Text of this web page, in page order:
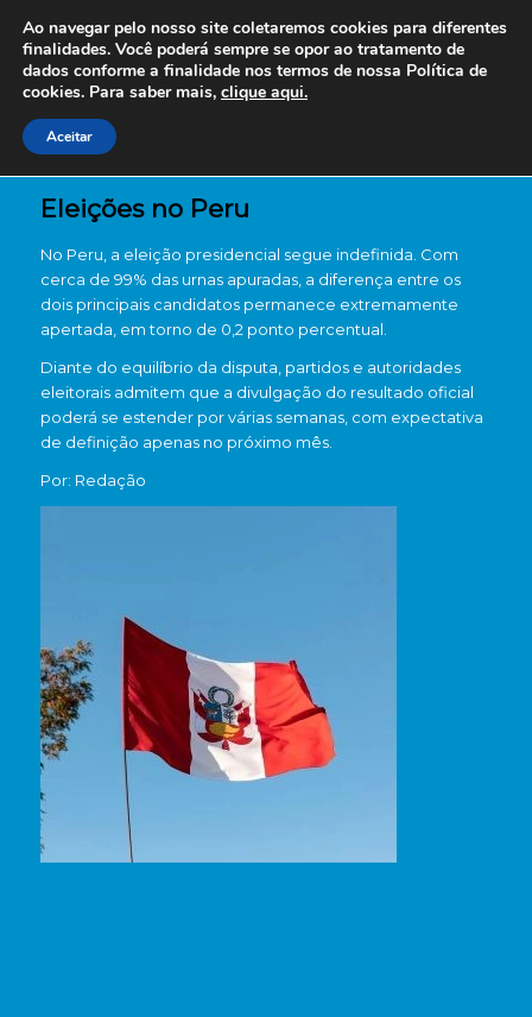
Eleições no Peru
No Peru, a eleição presidencial segue indefinida. Com
cerca de 99% das urnas apuradas, a diferença entre os
dois principais candidatos permanece extremamente
apertada, em torno de 0,2 ponto percentual.
Diante do equilíbrio da disputa, partidos e autoridades
eleitorais admitem que a divulgação do resultado oficial
poderá se estender por várias semanas, com expectativa
de definição apenas no próximo mês.
Por: Redação
Ao navegar pelo nosso site coletaremos cookies para diferentes
finalidades. Você poderá sempre se opor ao tratamento de
dados conforme a finalidade nos termos de nossa Política de
cookies. Para saber mais, clique aqui.
Aceitar